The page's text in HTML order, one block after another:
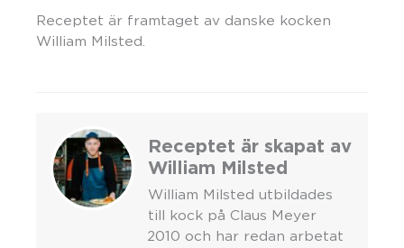
Receptet är framtaget av danske kocken
William Milsted.
Receptet är skapat av
William Milsted
William Milsted utbildades
till kock på Claus Meyer
2010 och har redan arbetat